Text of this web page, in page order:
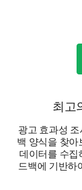
Would you
our social
Customer
Product
최고
광고 효과성
백 양식을 찾
데이터를 수집
드백에 기반하